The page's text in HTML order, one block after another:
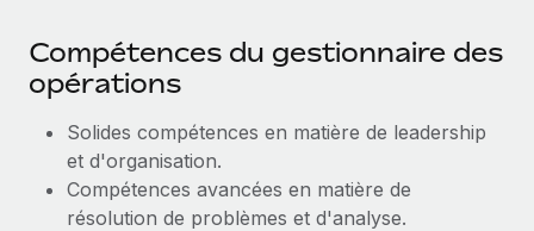
Compétences du gestionnaire des
opérations
Solides compétences en matière de leadership
et d'organisation.
Compétences avancées en matière de
résolution de problèmes et d'analyse.